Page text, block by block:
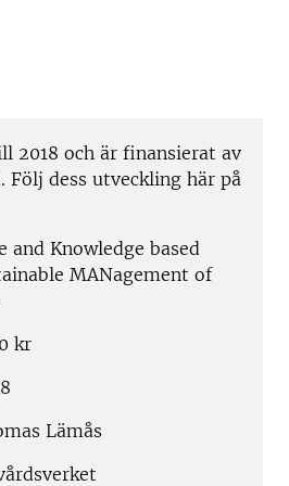
2018 och är finansierat av
Följ dess utveckling här på
and Knowledge based
MANagement of
kr
Lämås